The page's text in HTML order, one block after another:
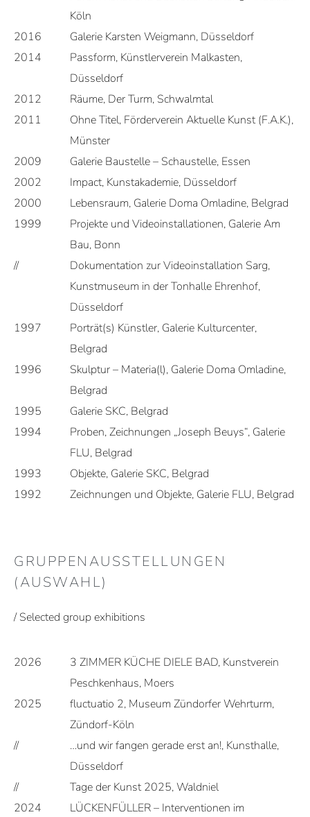
Köln
2016
Galerie Karsten Weigmann, Düsseldorf
2014
Passform, Künstlerverein Malkasten,
Düsseldorf
2012
Räume, Der Turm, Schwalmtal
2011
Ohne Titel, Förderverein Aktuelle Kunst (F.A.K.),
Münster
2009
Galerie Baustelle – Schaustelle, Essen
2002
Impact, Kunstakademie, Düsseldorf
2000
Lebensraum, Galerie Doma Omladine, Belgrad
1999
Projekte und Videoinstallationen, Galerie Am
Bau, Bonn
//
Dokumentation zur Videoinstallation Sarg,
Kunstmuseum in der Tonhalle Ehrenhof,
Düsseldorf
1997
Porträt(s) Künstler, Galerie Kulturcenter,
Belgrad
1996
Skulptur – Materia(l), Galerie Doma Omladine,
Belgrad
1995
Galerie SKC, Belgrad
1994
Proben, Zeichnungen „Joseph Beuys“, Galerie
FLU, Belgrad
1993
Objekte, Galerie SKC, Belgrad
1992
Zeichnungen und Objekte, Galerie FLU, Belgrad
GRUPPENAUSSTELLUNGEN
(AUSWAHL)
/ Selected group exhibitions
2026
3 ZIMMER KÜCHE DIELE BAD, Kunstverein
Peschkenhaus, Moers
2025
fluctuatio 2, Museum Zündorfer Wehrturm,
Zündorf-Köln
//
…und wir fangen gerade erst an!, Kunsthalle,
Düsseldorf
//
Tage der Kunst 2025, Waldniel
2024
LÜCKENFÜLLER – Interventionen im